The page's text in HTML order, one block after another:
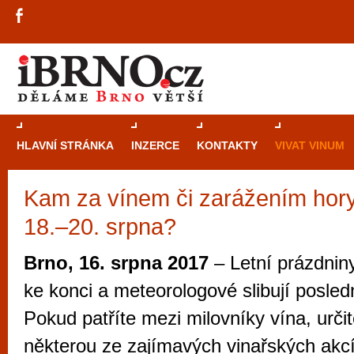
HLAVNÍ STRÁNKA INZERCE KONTAKTY VIVAT VINUM
Kam za vínem či zarážením
18.–20. srpna?
Brno, 16. srpna 2017 – Letní
ke konci a meteorologové slibují
Pokud patříte mezi milovníky vína,
některou ze zajímavých vinařských
Průvodce
Brno je
zajímavé
restaurace,
Mimo jiné je ale také místem, kde si